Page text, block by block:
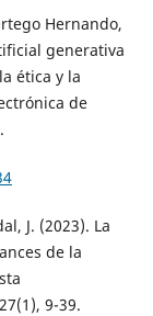
Hernando,
generativa
ética y la
de
J. (2023). La
de la
9-39.